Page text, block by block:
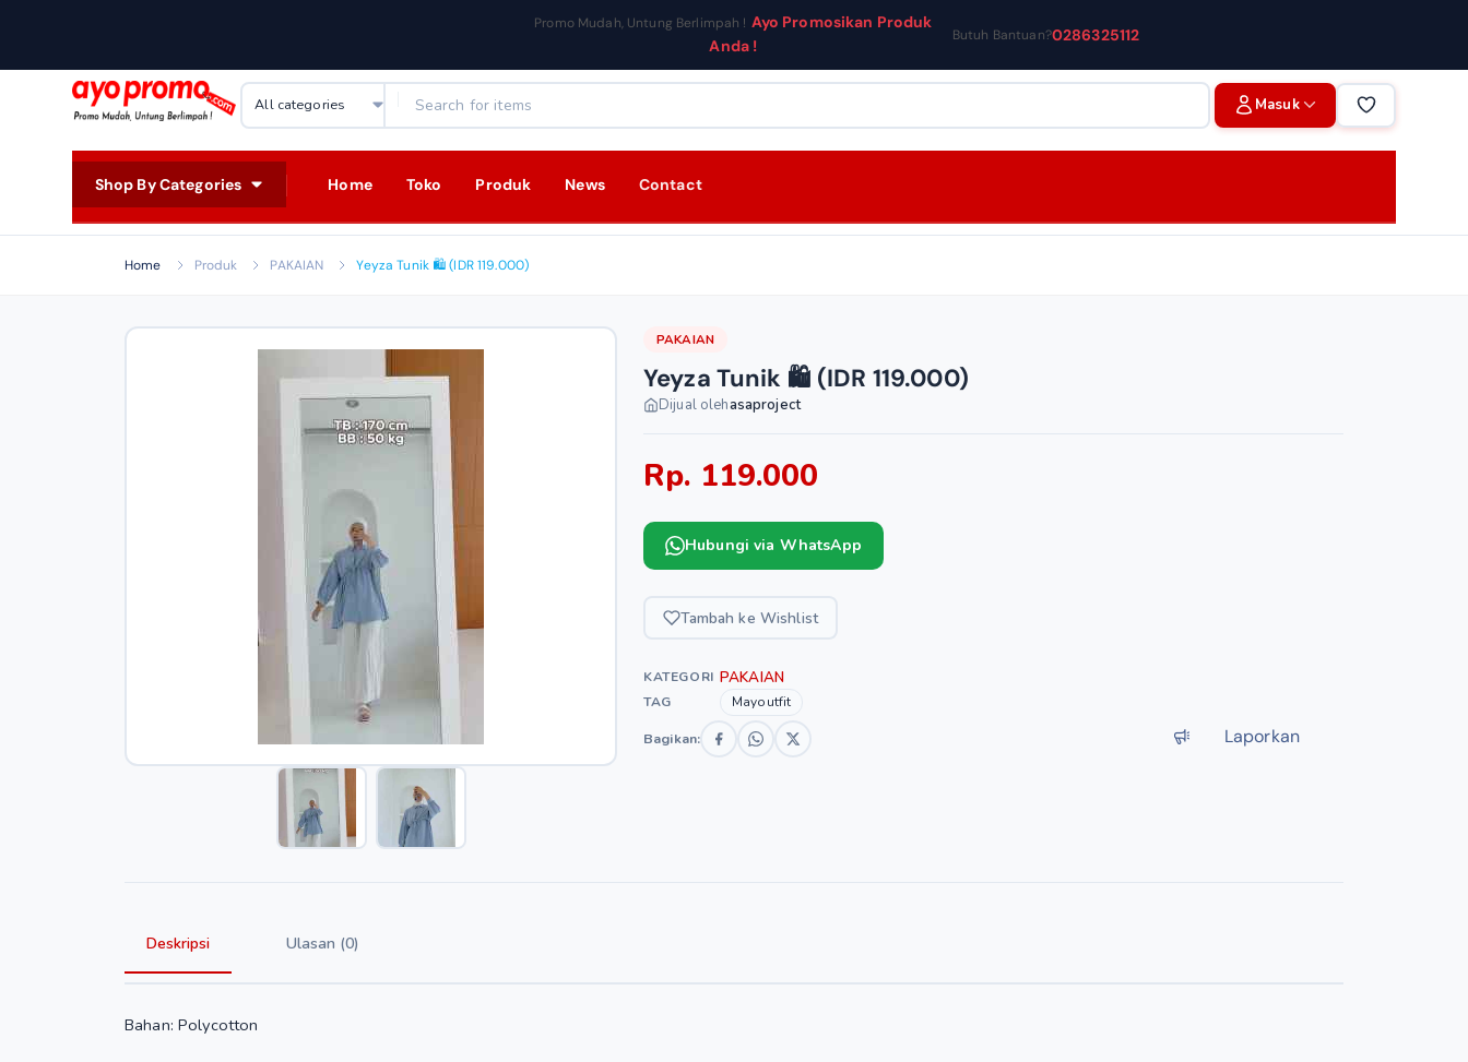
Promo Mudah, Untung Berlimpah ! Ayo Promosikan Produk
Anda !
Butuh Bantuan?0286325112
Masuk
Shop By Categories Home Toko Produk News Contact
Home Produk PAKAIAN Yeyza Tunik 🛍️ (IDR 119.000)
PAKAIAN
Yeyza Tunik 🛍️ (IDR 119.000)
Dijual olehasaproject
Rp. 119.000
Hubungi via WhatsApp
Tambah ke Wishlist
KATEGORI PAKAIAN
TAG Mayoutfit
Bagikan: Laporkan
Deskripsi Ulasan (0)
Bahan: Polycotton